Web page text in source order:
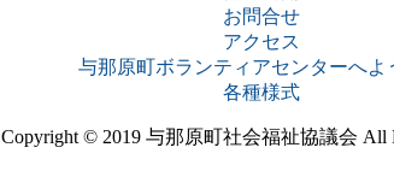
お問合せ
アクセス
与那原町ボランティアセンターへよ
各種様式
Copyright © 2019 与那原町社会福祉協議会 All